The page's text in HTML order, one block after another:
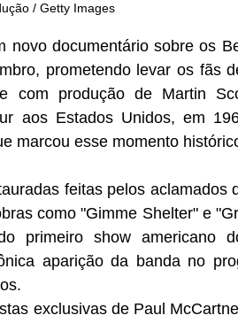
/ Getty Images
novo documentário sobre os
prometendo levar os fãs
com produção de Martin
aos Estados Unidos, em
marcou esse momento
feitas pelos aclamados
como "Gimme Shelter" e
primeiro show americano
aparição da banda no
exclusivas de Paul